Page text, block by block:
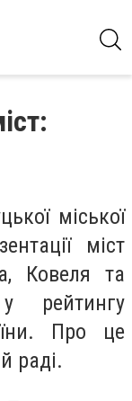
міської
міст
Ковеля та
у рейтингу
Про це
раді.